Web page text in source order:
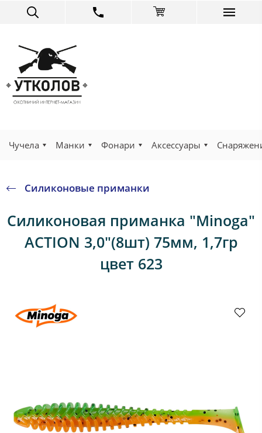
Чучела Манки Фонари Аксессуары
Силиконовые приманки
Силиконовая приманка "Minoga"
ACTION 3,0"(8шт) 75мм, 1,7гр
цвет 623